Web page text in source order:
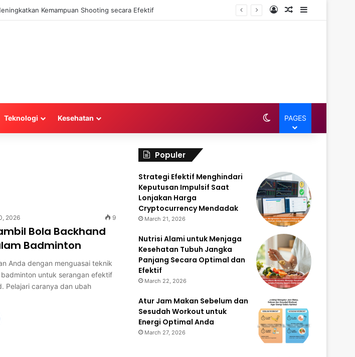
Kemampuan Shooting secara Efektif Log InRandom Article
Sidebar
Teknologi Kesehatan Switch skin
PAGES
2026 9
Bola Backhand
Badminton
Anda dengan menguasai teknik
untuk serangan efektif
Pelajari caranya dan ubah
Populer
Strategi Efektif Menghindari
Keputusan Impulsif Saat
Lonjakan Harga
Cryptocurrency Mendadak
March 21, 2026
Nutrisi Alami untuk Menjaga
Kesehatan Tubuh Jangka
Panjang Secara Optimal dan
Efektif
March 22, 2026
Atur Jam Makan Sebelum dan
Sesudah Workout untuk
Energi Optimal Anda
March 27, 2026